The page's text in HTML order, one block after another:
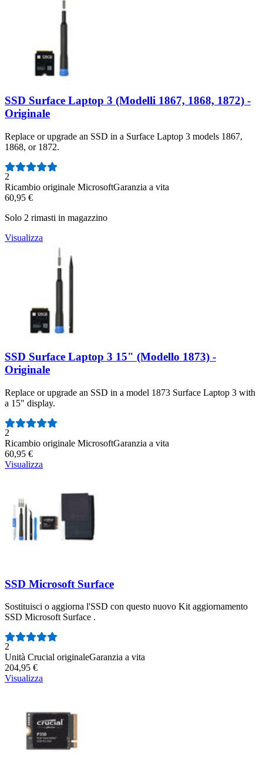
SSD Surface Laptop 3 (Modelli 1867, 1868, 1872) -
Originale
Replace or upgrade an SSD in a Surface Laptop 3 models 1867,
1868, or 1872.
Numero di recensioni:
2
Ricambio originale MicrosoftGaranzia a vita
60,95 €
Solo 2 rimasti in magazzino
Visualizza
SSD Surface Laptop 3 15" (Modello 1873) -
Originale
Replace or upgrade an SSD in a model 1873 Surface Laptop 3 with
a 15" display.
Numero di recensioni:
2
Ricambio originale MicrosoftGaranzia a vita
60,95 €
Visualizza
SSD Microsoft Surface
Sostituisci o aggiorna l'SSD con questo nuovo Kit aggiornamento
SSD Microsoft Surface .
Numero di recensioni:
2
Unità Crucial originaleGaranzia a vita
204,95 €
Visualizza